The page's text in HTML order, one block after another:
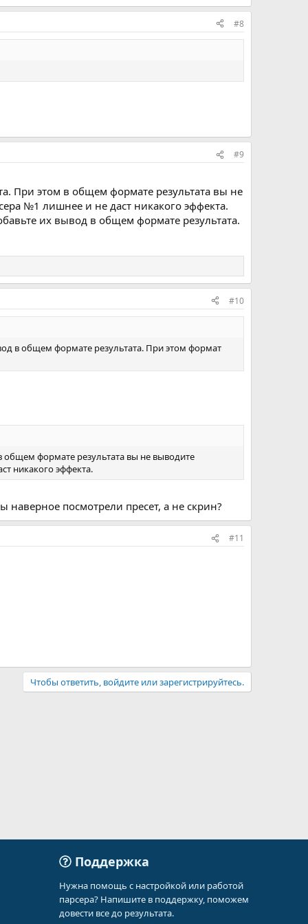
#8
#9
При этом в общем формате результата вы не
№1 лишнее и не даст никакого эффекта.
их вывод в общем формате результата.
#10
в общем формате результата. При этом формат
общем формате результата вы не выводите
никакого эффекта.
посмотрели пресет, а не скрин?
#11
Чтобы ответить, войдите или зарегистрируйтесь.
Поддержка
Нужна помощь с настройкой или работой
парсера? Напишите в поддержку, поможем
довести все до результата.